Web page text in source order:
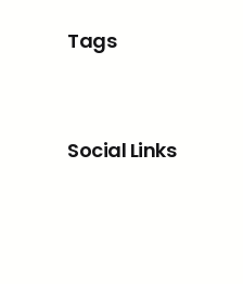
Tags
Social Links